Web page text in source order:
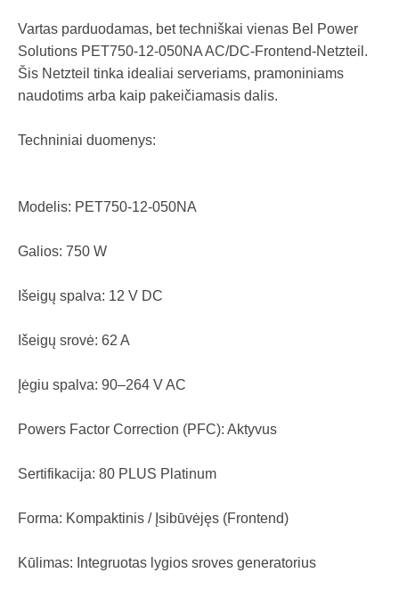
Vartas parduodamas, bet techniškai vienas Bel Power
Solutions PET750-12-050NA AC/DC-Frontend-Netzteil.
Šis Netzteil tinka idealiai serveriams, pramoniniams
naudotims arba kaip pakeičiamasis dalis.
Techniniai duomenys:
Modelis: PET750-12-050NA
Galios: 750 W
Išeigų spalva: 12 V DC
Išeigų srovė: 62 A
Įėgiu spalva: 90–264 V AC
Powers Factor Correction (PFC): Aktyvus
Sertifikacija: 80 PLUS Platinum
Forma: Kompaktinis / Įsibūvėjęs (Frontend)
Kūlimas: Integruotas lygios sroves generatorius